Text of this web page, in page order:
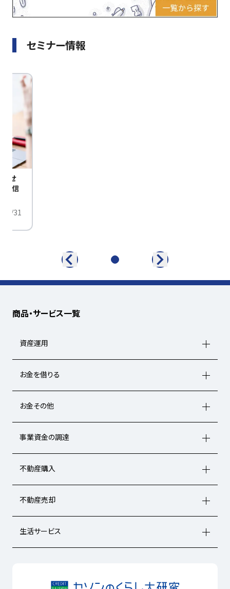
セミナー情報
ませ
配信
31
商品・サービス一覧
資産運用
お金を借りる
お金その他
事業資金の調達
不動産購入
不動産売却
生活サービス